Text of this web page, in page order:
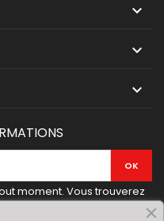



moment. Vous trouverez
dans les conditions